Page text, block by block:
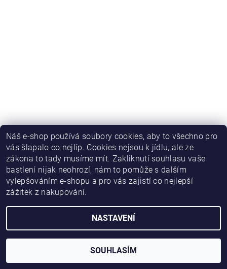
2026 © HWKITCHEN, všechna práva vyhrazena
Vytvořil Shoptet
Náš e-shop používá soubory cookies, aby to všechno pro
vás šlapalo co nejlíp. Cookies nejsou k jídlu, ale ze
zákona to tady musíme mít. Zakliknutí souhlasu vaše
bastlení nijak neohrozí, nám to pomůže s dalším
vylepšováním e-shopu a pro vás zajistí co nejlepší
zážitek z nakupování.
NASTAVENÍ
SOUHLASÍM